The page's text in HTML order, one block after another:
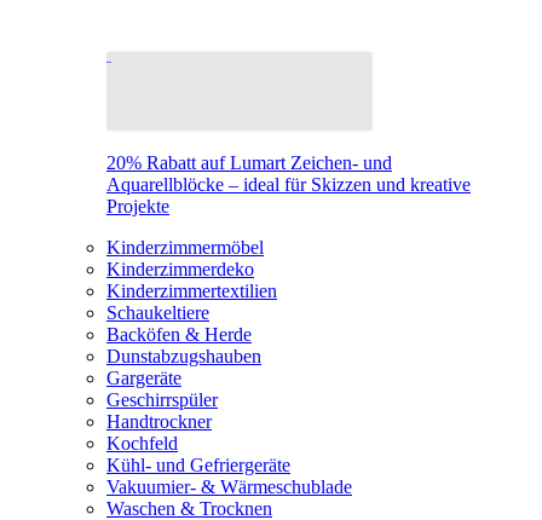
20% Rabatt auf Lumart Zeichen- und
Aquarellblöcke – ideal für Skizzen und kreative
Projekte
Kinderzimmermöbel
Kinderzimmerdeko
Kinderzimmertextilien
Schaukeltiere
Backöfen & Herde
Dunstabzugshauben
Gargeräte
Geschirrspüler
Handtrockner
Kochfeld
Kühl- und Gefriergeräte
Vakuumier- & Wärmeschublade
Waschen & Trocknen